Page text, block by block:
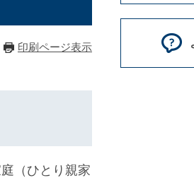
印刷ページ表示
（ひとり親家